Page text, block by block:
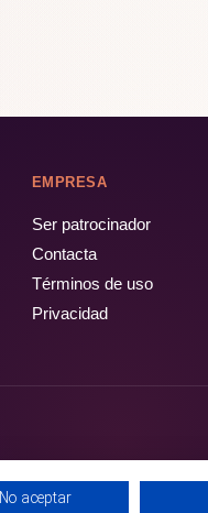
EMPRESA
Ser patrocinador
Contacta
Términos de uso
Privacidad
No aceptar